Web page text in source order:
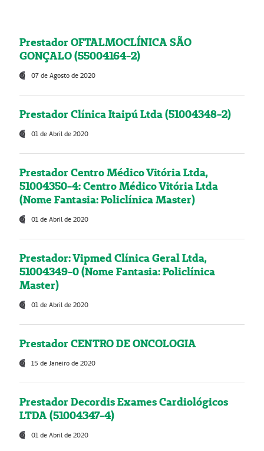
Prestador OFTALMOCLÍNICA SÃO
GONÇALO (55004164-2)
07 de Agosto de 2020
Prestador Clínica Itaipú Ltda (51004348-2)
01 de Abril de 2020
Prestador Centro Médico Vitória Ltda,
51004350-4: Centro Médico Vitória Ltda
(Nome Fantasia: Policlínica Master)
01 de Abril de 2020
Prestador: Vipmed Clínica Geral Ltda,
51004349-0 (Nome Fantasia: Policlínica
Master)
01 de Abril de 2020
Prestador CENTRO DE ONCOLOGIA
15 de Janeiro de 2020
Prestador Decordis Exames Cardiológicos
LTDA (51004347-4)
01 de Abril de 2020